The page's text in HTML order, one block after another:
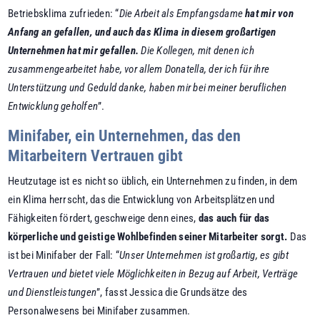
Betriebsklima zufrieden: “Die Arbeit als Empfangsdamehat mir von
Anfang an gefallen, und auch das Klima in diesem großartigen
Unternehmen hat mir gefallen. Die Kollegen, mit denen ich
zusammengearbeitet habe, vor allem Donatella, der ich für ihre
Unterstützung und Geduld danke, haben mir bei meiner beruflichen
Entwicklung geholfen”.
Minifaber, ein Unternehmen, das den
Mitarbeitern Vertrauen gibt
Heutzutage ist es nicht so üblich, ein Unternehmen zu finden, in dem
ein Klima herrscht, das die Entwicklung von Arbeitsplätzen und
Fähigkeiten fördert, geschweige denn eines, das auch für das
körperliche und geistige Wohlbefinden seiner Mitarbeiter sorgt. Das
ist bei Minifaber der Fall: “Unser Unternehmen ist großartig, es gibt
Vertrauen und bietet viele Möglichkeiten in Bezug auf Arbeit, Verträge
und Dienstleistungen”, fasst Jessica die Grundsätze des
Personalwesens bei Minifaber zusammen.